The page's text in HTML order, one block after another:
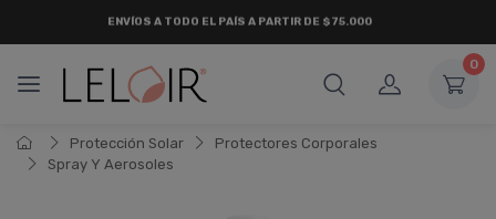
0
Protección Solar
Protectores Corporales
Spray Y Aerosoles